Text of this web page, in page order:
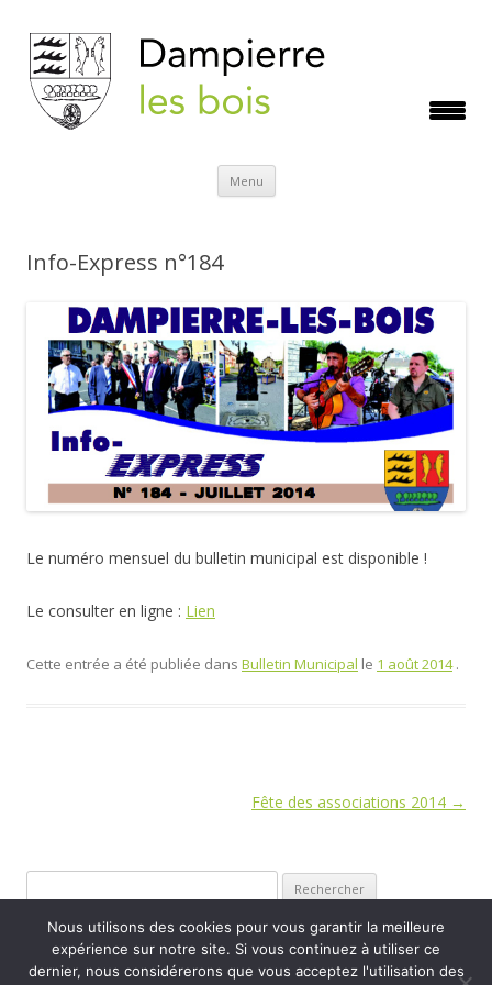
Menu Aller
contenu
Info-Express n°184
Le numéro mensuel du bulletin municipal est disponible !
Le consulter en ligne : Lien
Cette entrée a été publiée dans Bulletin Municipal le 1 août 2014 .
Fête des associations 2014 →
Nous utilisons des cookies pour vous garantir la meilleure
expérience sur notre site. Si vous continuez à utiliser ce
dernier, nous considérerons que vous acceptez l'utilisation des